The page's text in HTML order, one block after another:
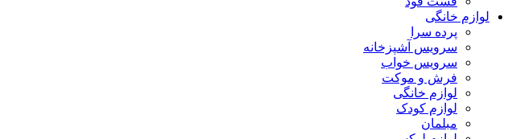
لوازم خانگی
پرده سرا
سرویس آشپزخانه
سرویس خواب
فرش و موکت
لوازم خانگی
لوازم کودک
مبلمان